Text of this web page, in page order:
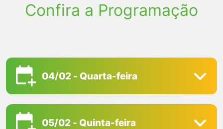
Confira a Programação
04/02 - Quarta-feira
05/02 - Quinta-feira